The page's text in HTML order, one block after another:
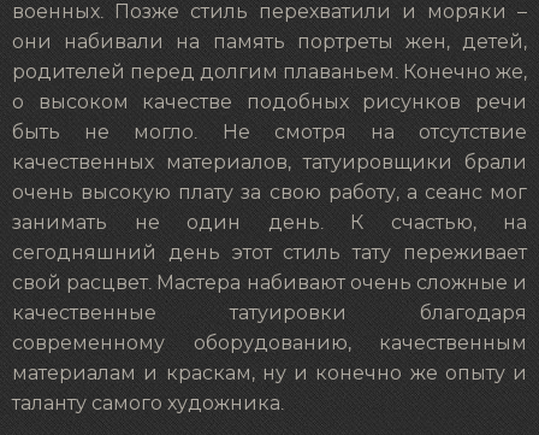
военных. Позже стиль перехватили и моряки –
они набивали на память портреты жен, детей,
родителей перед долгим плаваньем. Конечно же,
о высоком качестве подобных рисунков речи
быть не могло. Не смотря на отсутствие
качественных материалов, татуировщики брали
очень высокую плату за свою работу, а сеанс мог
занимать не один день. К счастью, на
сегодняшний день этот стиль тату переживает
свой расцвет. Мастера набивают очень сложные и
качественные татуировки благодаря
современному оборудованию, качественным
материалам и краскам, ну и конечно же опыту и
таланту самого художника.